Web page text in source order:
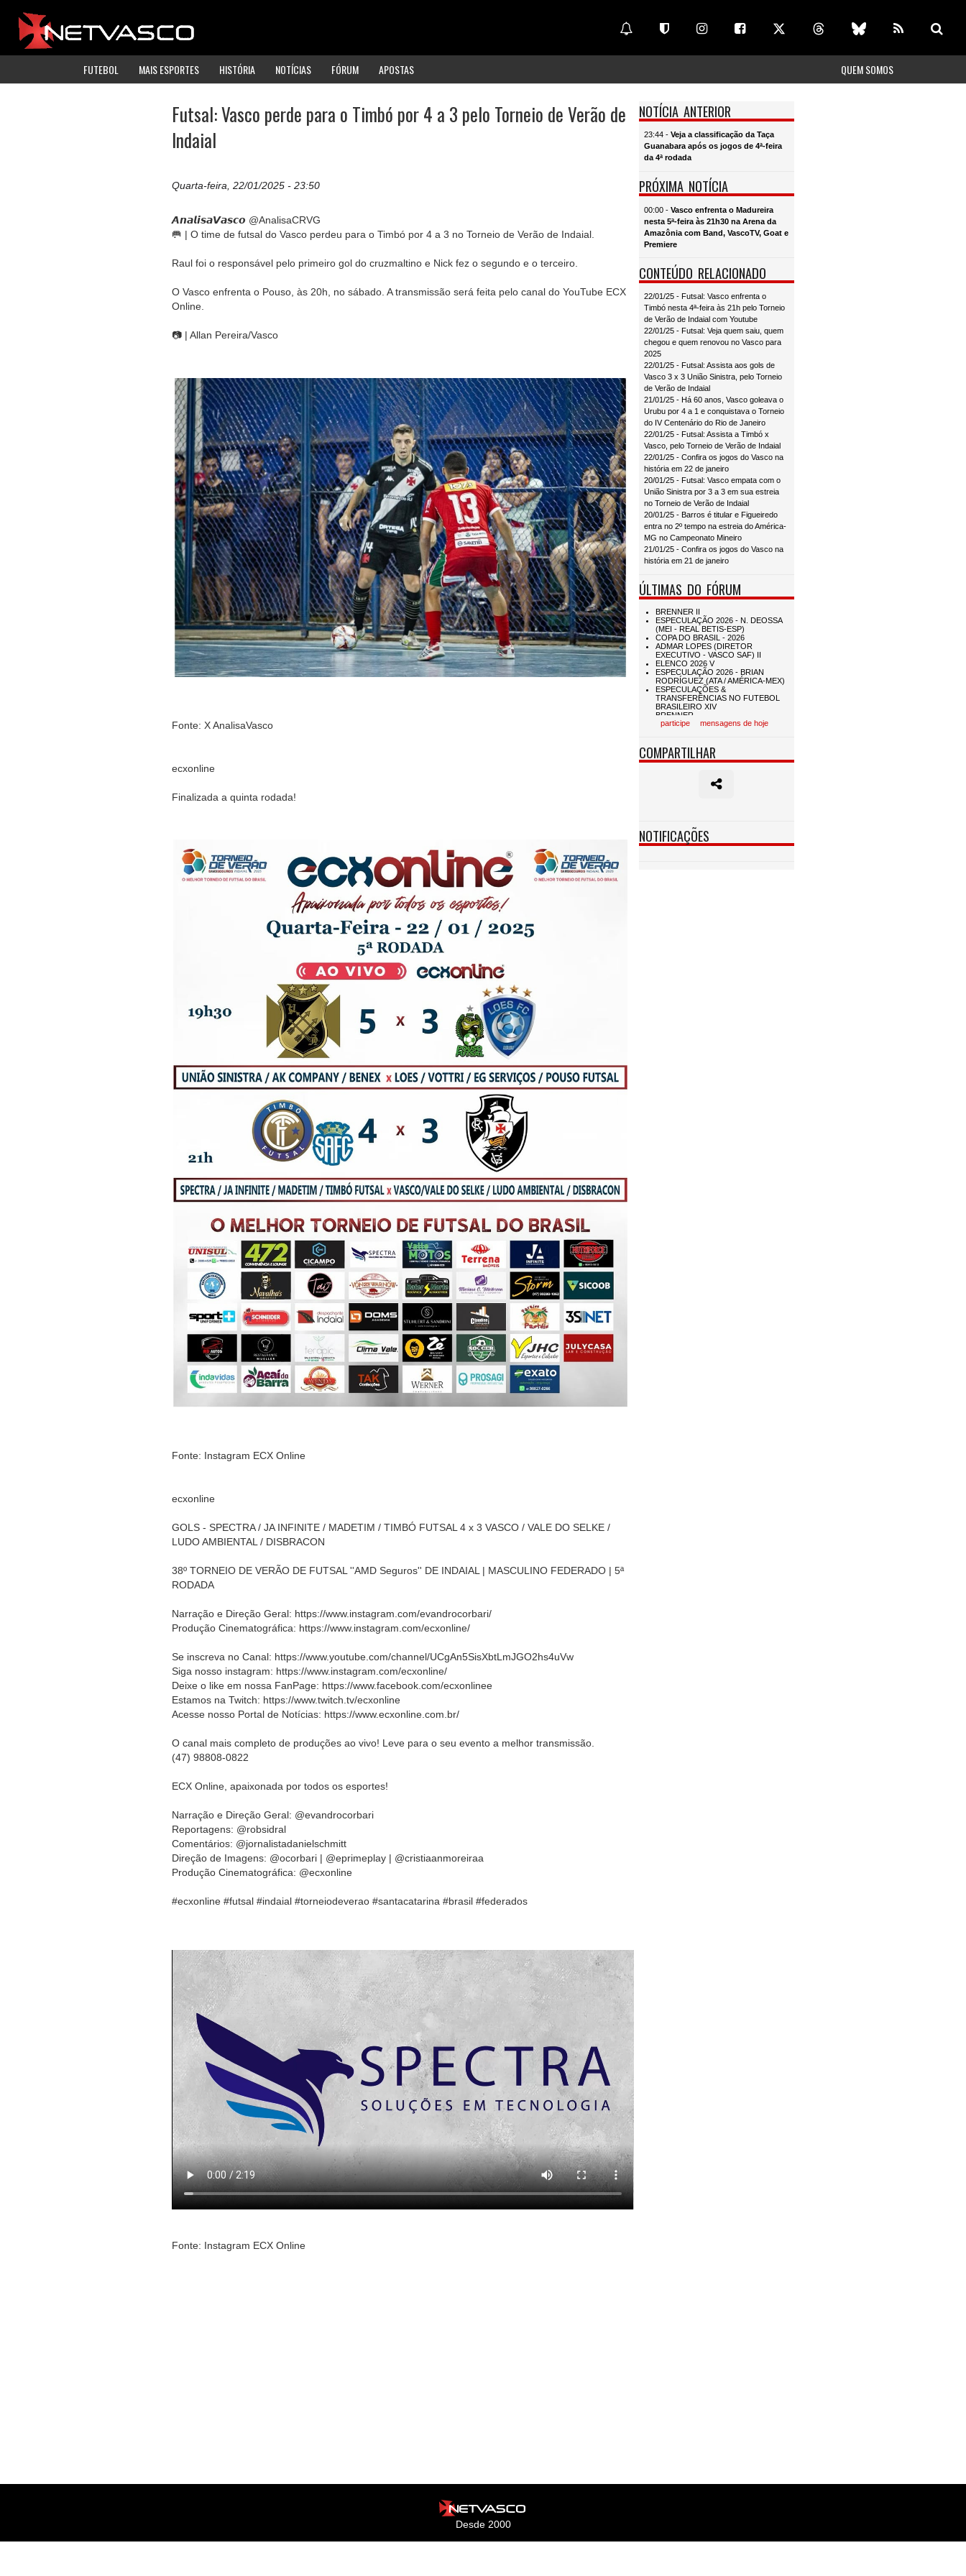
FUTEBOL MAIS ESPORTES HISTÓRIA NOTÍCIAS FÓRUM APOSTAS QUEM SOMOS
Futsal: Vasco perde para o Timbó por 4 a 3 pelo Torneio de Verão de
Indaial
Quarta-feira, 22/01/2025 - 23:50
𝘼𝙣𝙖𝙡𝙞𝙨𝙖𝙑𝙖𝙨𝙘𝙤 @AnalisaCRVG
🥅 | O time de futsal do Vasco perdeu para o Timbó por 4 a 3 no Torneio de Verão de Indaial.
Raul foi o responsável pelo primeiro gol do cruzmaltino e Nick fez o segundo e o terceiro.
O Vasco enfrenta o Pouso, às 20h, no sábado. A transmissão será feita pelo canal do YouTube ECX
Online.
📷 | Allan Pereira/Vasco
Fonte: X AnalisaVasco
ecxonline
Finalizada a quinta rodada!
Fonte: Instagram ECX Online
ecxonline
GOLS - SPECTRA / JA INFINITE / MADETIM / TIMBÓ FUTSAL 4 x 3 VASCO / VALE DO SELKE /
LUDO AMBIENTAL / DISBRACON
38º TORNEIO DE VERÃO DE FUTSAL ''AMD Seguros'' DE INDAIAL | MASCULINO FEDERADO | 5ª
RODADA
Narração e Direção Geral: https://www.instagram.com/evandrocorbari/
Produção Cinematográfica: https://www.instagram.com/ecxonline/
Se inscreva no Canal: https://www.youtube.com/channel/UCgAn5SisXbtLmJGO2hs4uVw
Siga nosso instagram: https://www.instagram.com/ecxonline/
Deixe o like em nossa FanPage: https://www.facebook.com/ecxonlinee
Estamos na Twitch: https://www.twitch.tv/ecxonline
Acesse nosso Portal de Notícias: https://www.ecxonline.com.br/
O canal mais completo de produções ao vivo! Leve para o seu evento a melhor transmissão.
(47) 98808-0822
ECX Online, apaixonada por todos os esportes!
Narração e Direção Geral: @evandrocorbari
Reportagens: @robsidral
Comentários: @jornalistadanielschmitt
Direção de Imagens: @ocorbari | @eprimeplay | @cristiaanmoreiraa
Produção Cinematográfica: @ecxonline
#ecxonline #futsal #indaial #torneiodeverao #santacatarina #brasil #federados
Fonte: Instagram ECX Online
NOTÍCIA ANTERIOR
23:44 - Veja a classificação da Taça
Guanabara após os jogos de 4ª-feira
da 4ª rodada
PRÓXIMA NOTÍCIA
00:00 - Vasco enfrenta o Madureira
nesta 5ª-feira às 21h30 na Arena da
Amazônia com Band, VascoTV, Goat e
Premiere
CONTEÚDO RELACIONADO
22/01/25 - Futsal: Vasco enfrenta o
Timbó nesta 4ª-feira às 21h pelo Torneio
de Verão de Indaial com Youtube
22/01/25 - Futsal: Veja quem saiu, quem
chegou e quem renovou no Vasco para
2025
22/01/25 - Futsal: Assista aos gols de
Vasco 3 x 3 União Sinistra, pelo Torneio
de Verão de Indaial
21/01/25 - Há 60 anos, Vasco goleava o
Urubu por 4 a 1 e conquistava o Torneio
do IV Centenário do Rio de Janeiro
22/01/25 - Futsal: Assista a Timbó x
Vasco, pelo Torneio de Verão de Indaial
22/01/25 - Confira os jogos do Vasco na
história em 22 de janeiro
20/01/25 - Futsal: Vasco empata com o
União Sinistra por 3 a 3 em sua estreia
no Torneio de Verão de Indaial
20/01/25 - Barros é titular e Figueiredo
entra no 2º tempo na estreia do América-
MG no Campeonato Mineiro
21/01/25 - Confira os jogos do Vasco na
história em 21 de janeiro
ÚLTIMAS DO FÓRUM
participe mensagens de hoje
COMPARTILHAR
NOTIFICAÇÕES
Desde 2000